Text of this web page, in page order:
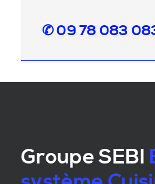
✆ 09 78 083
Groupe SEBI